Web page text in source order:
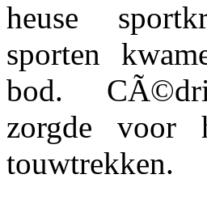
heuse
sporten
bod.
zorgde voor
touwtrekken.